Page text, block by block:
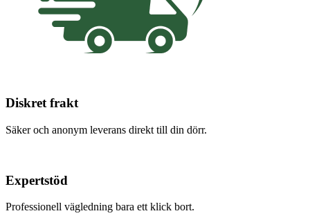
Diskret frakt
Säker och anonym leverans direkt till din dörr.
Expertstöd
Professionell vägledning bara ett klick bort.